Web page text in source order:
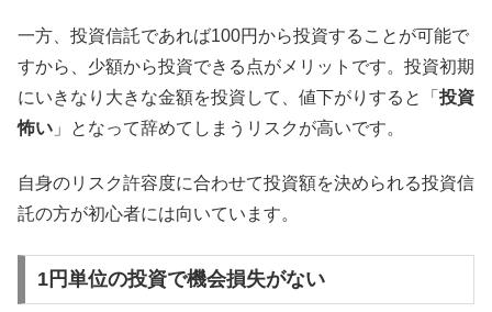
一方、投資信託であれば100円から投資することが可能で
すから、少額から投資できる点がメリットです。投資初期
にいきなり大きな金額を投資して、値下がりすると「 投資
怖い 」となって辞めてしまうリスクが高いです。
自身のリスク許容度に合わせて投資額を決められる投資信
託の方が初心者には向いています。
1円単位の投資で機会損失がない